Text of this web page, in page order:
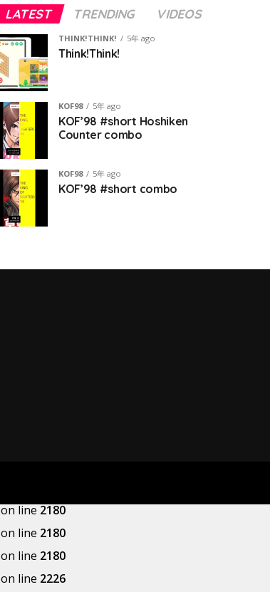
LATEST TRENDING VIDEOS
THINK!THINK! 5年 ago
Think!Think!
KOF98 5年 ago
KOF’98 #short Hoshiken
Counter combo
KOF98 5年 ago
KOF’98 #short combo
on line 2180
on line 2180
on line 2180
on line 2226